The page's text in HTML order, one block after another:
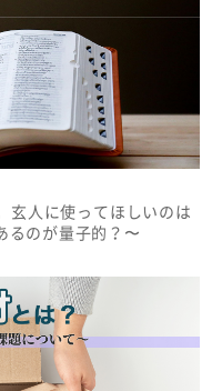
玄人に使ってほしいのは
のが量子的？〜